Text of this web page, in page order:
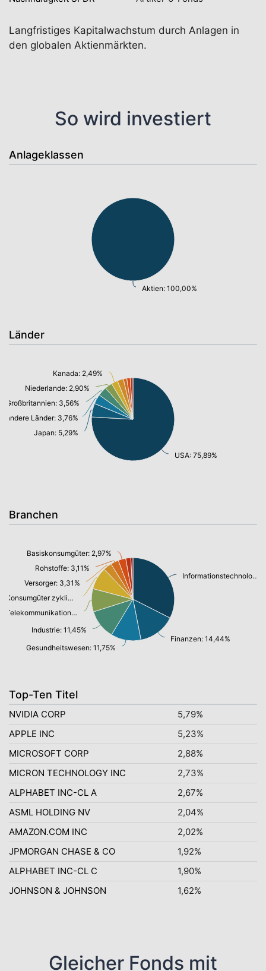
Langfristiges Kapitalwachstum durch Anlagen in
den globalen Aktienmärkten.
So wird investiert
Anlageklassen
Aktien: 100,00%
Länder
USA: 75,89%
Japan: 5,29%
andere Länder: 3,76%
Großbritannien: 3,56%
Niederlande: 2,90%
Kanada: 2,49%
Branchen
Informationstechnologie: 32,47%
Finanzen: 14,44%
Gesundheitswesen: 11,75%
Industrie: 11,45%
Telekommunikationsdienste, Breitband Internet: 9,00%
Konsumgüter zyklisch: 8,71%
Versorger: 3,31%
Rohstoffe: 3,11%
Basiskonsumgüter: 2,97%
Top-Ten Titel
NVIDIA CORP
5,79%
APPLE INC
5,23%
MICROSOFT CORP
2,88%
MICRON TECHNOLOGY INC
2,73%
ALPHABET INC-CL A
2,67%
ASML HOLDING NV
2,04%
AMAZON.COM INC
2,02%
JPMORGAN CHASE & CO
1,92%
ALPHABET INC-CL C
1,90%
JOHNSON & JOHNSON
1,62%
Gleicher Fonds mit